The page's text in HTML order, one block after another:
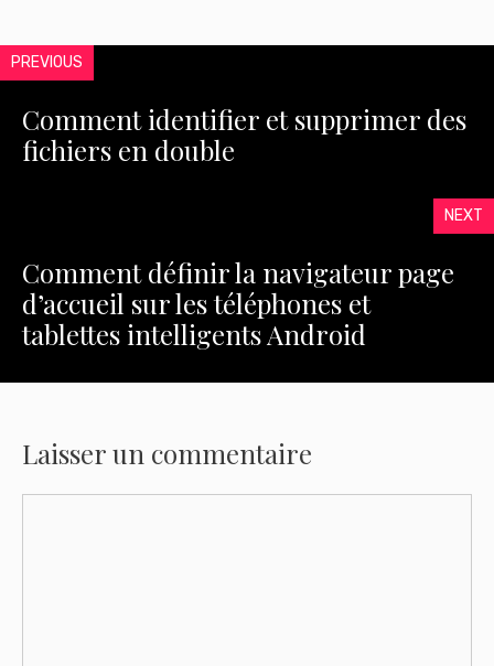
PREVIOUS
Comment identifier et supprimer des
fichiers en double
NEXT
Comment définir la navigateur page
d’accueil sur les téléphones et
tablettes intelligents Android
Laisser un commentaire